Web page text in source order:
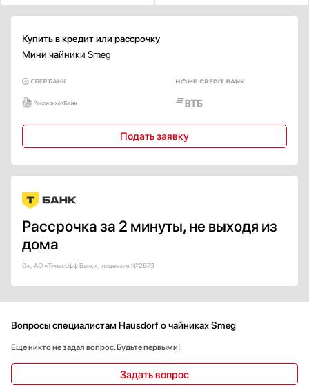
Купить в кредит или рассрочку
Мини чайники Smeg
Подать заявку
Рассрочка за 2 минуты, не выходя из
дома
0+, АО «Тинькофф Банк», лицензия №2673
Вопросы специалистам Hausdorf о чайниках Smeg
Еще никто не задал вопрос. Будьте первыми!
Задать вопрос